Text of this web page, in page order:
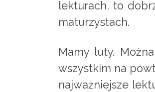
lekturach, to
maturzystach.
Mamy luty.
wszystkim na
najważniejsze